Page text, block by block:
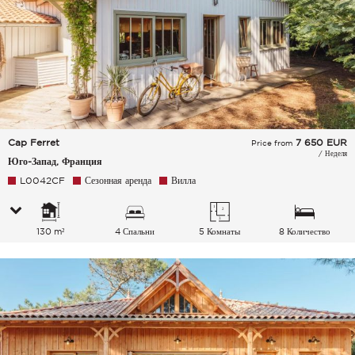
Cap Ferret
Юго-Запад, Франция
Price from 7 650 EUR
/ Неделя
L0042CF Сезонная аренда Вилла
130 m² 4 Спальни 5 Комнаты
8 Количество